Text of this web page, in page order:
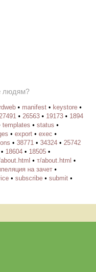
людям?
rdweb • manifest • keystore •
• 26563 • 19173 • 1894
templates • status •
• export • exec •
• 38771 • 34324 • 25742
• 18604 • 18505 •
• т/about.html •
на зачет •
• subscribe • submit •